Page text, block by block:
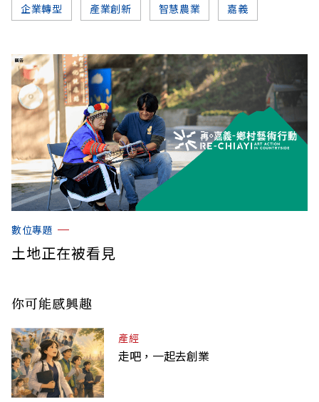
企業轉型 產業創新 智慧農業 嘉義
數位專題
土地正在被看見
你可能感興趣
產經
走吧，一起去創業